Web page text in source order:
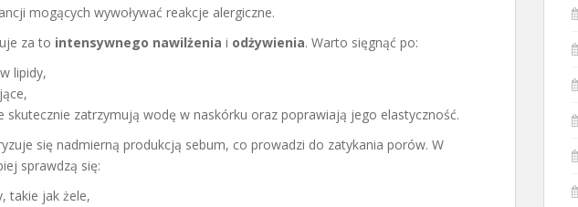
mogących wywoływać reakcje alergiczne.
za to intensywnego nawilżenia i odżywienia. Warto sięgnąć po:
lipidy,
skutecznie zatrzymują wodę w naskórku oraz poprawiają jego elastyczność.
się nadmierną produkcją sebum, co prowadzi do zatykania porów. W
sprawdzą się:
takie jak żele,